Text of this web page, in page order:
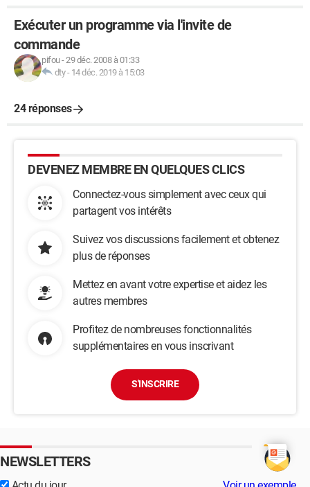
Exécuter un programme via l'invite de
commande
pifou-29 déc. 2008 à 01:33
dty- 14 déc. 2019 à 15:03
24 réponses
DEVENEZ MEMBRE EN QUELQUES CLICS
Connectez-vous simplement avec ceux qui
partagent vos intérêts
Suivez vos discussions facilement et obtenez
plus de réponses
Mettez en avant votre expertise et aidez les
autres membres
Profitez de nombreuses fonctionnalités
supplémentaires en vous inscrivant
S'INSCRIRE
NEWSLETTERS